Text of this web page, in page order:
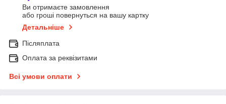
Ви отримаєте замовлення
або гроші повернуться на вашу картку
Детальніше
Післяплата
Оплата за реквізитами
Всі умови оплати